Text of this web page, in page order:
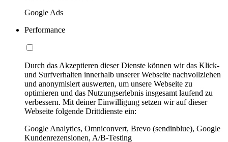
Google Ads
Performance
Durch das Akzeptieren dieser Dienste können wir das Klick-
und Surfverhalten innerhalb unserer Webseite nachvollziehen
und anonymisiert auswerten, um unsere Webseite zu
optimieren und das Nutzungserlebnis insgesamt laufend zu
verbessern. Mit deiner Einwilligung setzen wir auf dieser
Webseite folgende Drittdienste ein:
Google Analytics, Omniconvert, Brevo (sendinblue), Google
Kundenrezensionen, A/B-Testing